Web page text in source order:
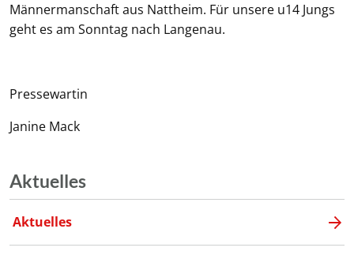
Männermanschaft aus Nattheim. Für unsere u14 Jungs
geht es am Sonntag nach Langenau.
Pressewartin
Janine Mack
Aktuelles
Aktuelles